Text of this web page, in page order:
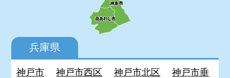
兵庫県
神戸市 神戸市西区 神戸市北区
神戸市垂